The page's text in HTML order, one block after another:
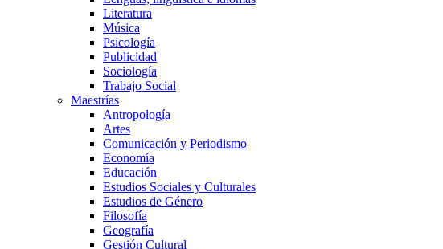
Literatura
Música
Psicología
Publicidad
Sociología
Trabajo Social
Maestrías
Antropología
Artes
Comunicación y Periodismo
Economía
Educación
Estudios Sociales y Culturales
Estudios de Género
Filosofía
Geografía
Gestión Cultural